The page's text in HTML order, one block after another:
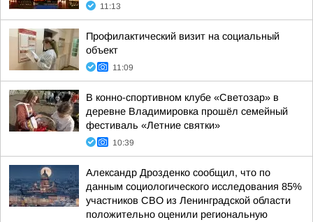
11:13
Профилактический визит на социальный
объект
11:09
В конно-спортивном клубе «Светозар» в
деревне Владимировка прошёл семейный
фестиваль «Летние святки»
10:39
Александр Дрозденко сообщил, что по
данным социологического исследования 85%
участников СВО из Ленинградской области
положительно оценили региональную